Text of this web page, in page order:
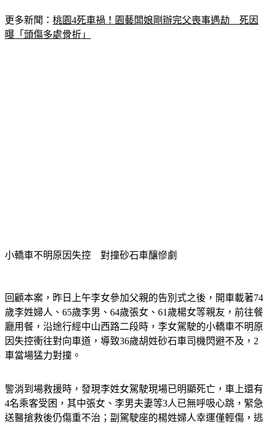
更多新聞： 桃園4死車禍！園藝闆娘剛辦完父喪事遇劫　死因
曝「頭傷多處骨折」
小轎車不明原因失控　對撞砂石車釀慘劇
回顧本案，昨日上午李女參加父親的告別式之後，開車載著74
歲李姓婦人、65歲李男、64歲張女、61歲楊女等親友，前往餐
廳用餐，沿途行經中山西路二段時，李女駕駛的小轎車不明原
因失控衝往對向車道，導致36歲胡姓砂石車司機閃避不及，2
車當場猛力對撞。
警消到場救援時，發現李姓女駕駛現場已明顯死亡，車上還有
4名乘客受困，其中張女、李男夫妻等3人已無呼吸心跳，緊急
送醫搶救後仍傷重不治；副駕駛座的楊姓婦人幸運僅輕傷，逃